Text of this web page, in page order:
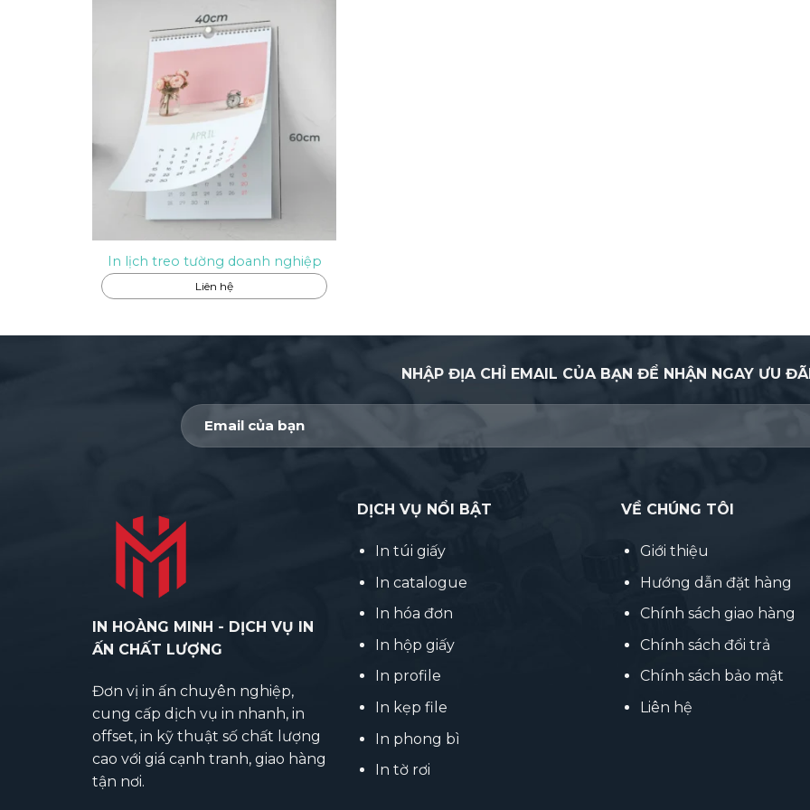
In lịch treo tường doanh nghiệp
Liên hệ
NHẬP ĐỊA CHỈ EMAIL CỦA BẠN ĐỂ NHẬN NGAY ƯU
IN HOÀNG MINH - DỊCH VỤ IN
ẤN CHẤT LƯỢNG
Đơn vị in ấn chuyên nghiệp,
cung cấp dịch vụ in nhanh, in
offset, in kỹ thuật số chất lượng
cao với giá cạnh tranh, giao hàng
tận nơi.
DỊCH VỤ NỔI BẬT
In túi giấy
In catalogue
In hóa đơn
In hộp giấy
In profile
In kẹp file
In phong bì
In tờ rơi
VỀ CHÚNG TÔI
Giới thiệu
Hướng dẫn đặt hàng
Chính sách giao hàng
Chính sách đổi trả
Chính sách bảo mật
Liên hệ